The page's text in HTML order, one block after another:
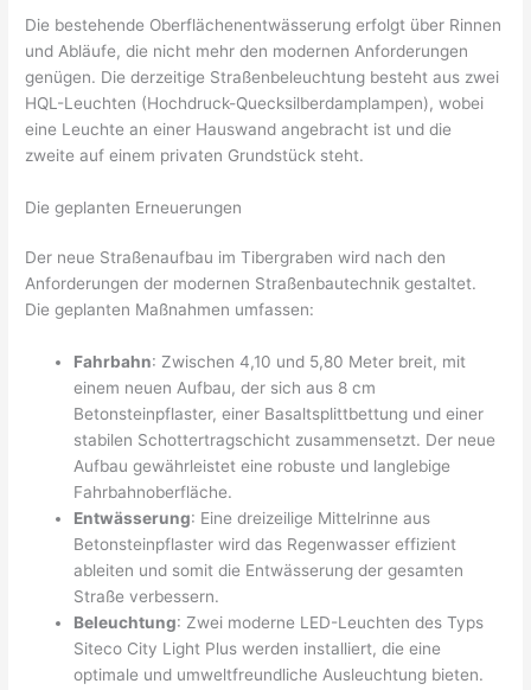
Die bestehende Oberflächenentwässerung erfolgt über Rinnen
und Abläufe, die nicht mehr den modernen Anforderungen
genügen. Die derzeitige Straßenbeleuchtung besteht aus zwei
HQL-Leuchten (Hochdruck-Quecksilberdamplampen), wobei
eine Leuchte an einer Hauswand angebracht ist und die
zweite auf einem privaten Grundstück steht.
Die geplanten Erneuerungen
Der neue Straßenaufbau im Tibergraben wird nach den
Anforderungen der modernen Straßenbautechnik gestaltet.
Die geplanten Maßnahmen umfassen:
Fahrbahn: Zwischen 4,10 und 5,80 Meter breit, mit
einem neuen Aufbau, der sich aus 8 cm
Betonsteinpflaster, einer Basaltsplittbettung und einer
stabilen Schottertragschicht zusammensetzt. Der neue
Aufbau gewährleistet eine robuste und langlebige
Fahrbahnoberfläche.
Entwässerung: Eine dreizeilige Mittelrinne aus
Betonsteinpflaster wird das Regenwasser effizient
ableiten und somit die Entwässerung der gesamten
Straße verbessern.
Beleuchtung: Zwei moderne LED-Leuchten des Typs
Siteco City Light Plus werden installiert, die eine
optimale und umweltfreundliche Ausleuchtung bieten.